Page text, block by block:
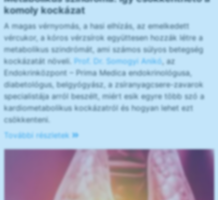
komoly kockázat
A magas vérnyomás, a hasi elhízás, az emelkedett
vércukor, a kóros vérzsírok együttesen hozzák létre a
metabolikus szindrómát, ami számos súlyos betegség
kockázatát növeli. Prof. Dr. Somogyi Anikó, az
Endokrinközpont – Prima Medica endokrinológusa,
diabetológus, belgyógyász, a zsíranyagcsere-zavarok
specialistája arról beszélt, miért esik egyre több szó a
kardiometabolikus kockázatról és hogyan lehet ezt
csökkenteni.
További részletek